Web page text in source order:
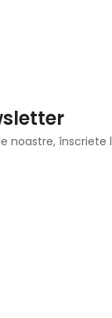
noastre, înscriete